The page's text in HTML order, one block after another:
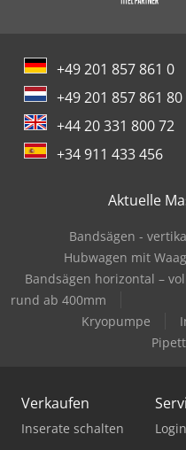
+49 201 857 861 0
+49 201 857 861 80
+44 20 331 800 72
+34 911 433 456
Aktuelle
Bandsägen -
Hubwagen mit
Bandsägen horizontal –
rund ab 400mm
Kryopumpe
Verkaufen
Inserate schalten Login